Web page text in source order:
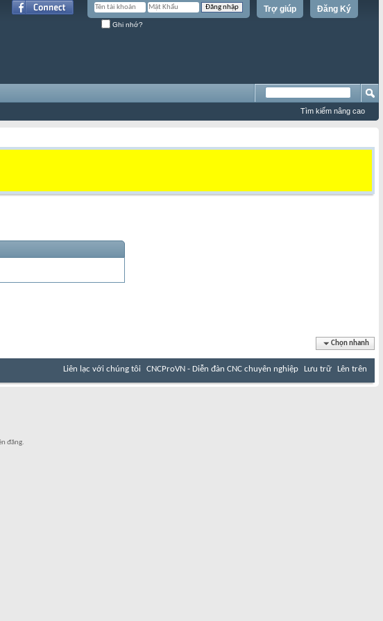
Đăng Ký
Trợ giúp
Ghi nhớ?
Tìm kiếm nâng cao
Chọn nhanh
Liên lạc với chúng tôi CNCProVN - Diễn đàn CNC chuyên nghiệp Lưu trữ Lên trên
đăng.